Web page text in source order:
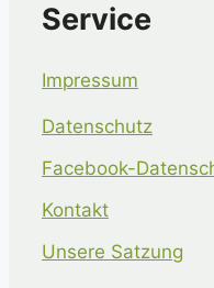
Service
Impressum
Datenschutz
Facebook-
Kontakt
Unsere Satzung